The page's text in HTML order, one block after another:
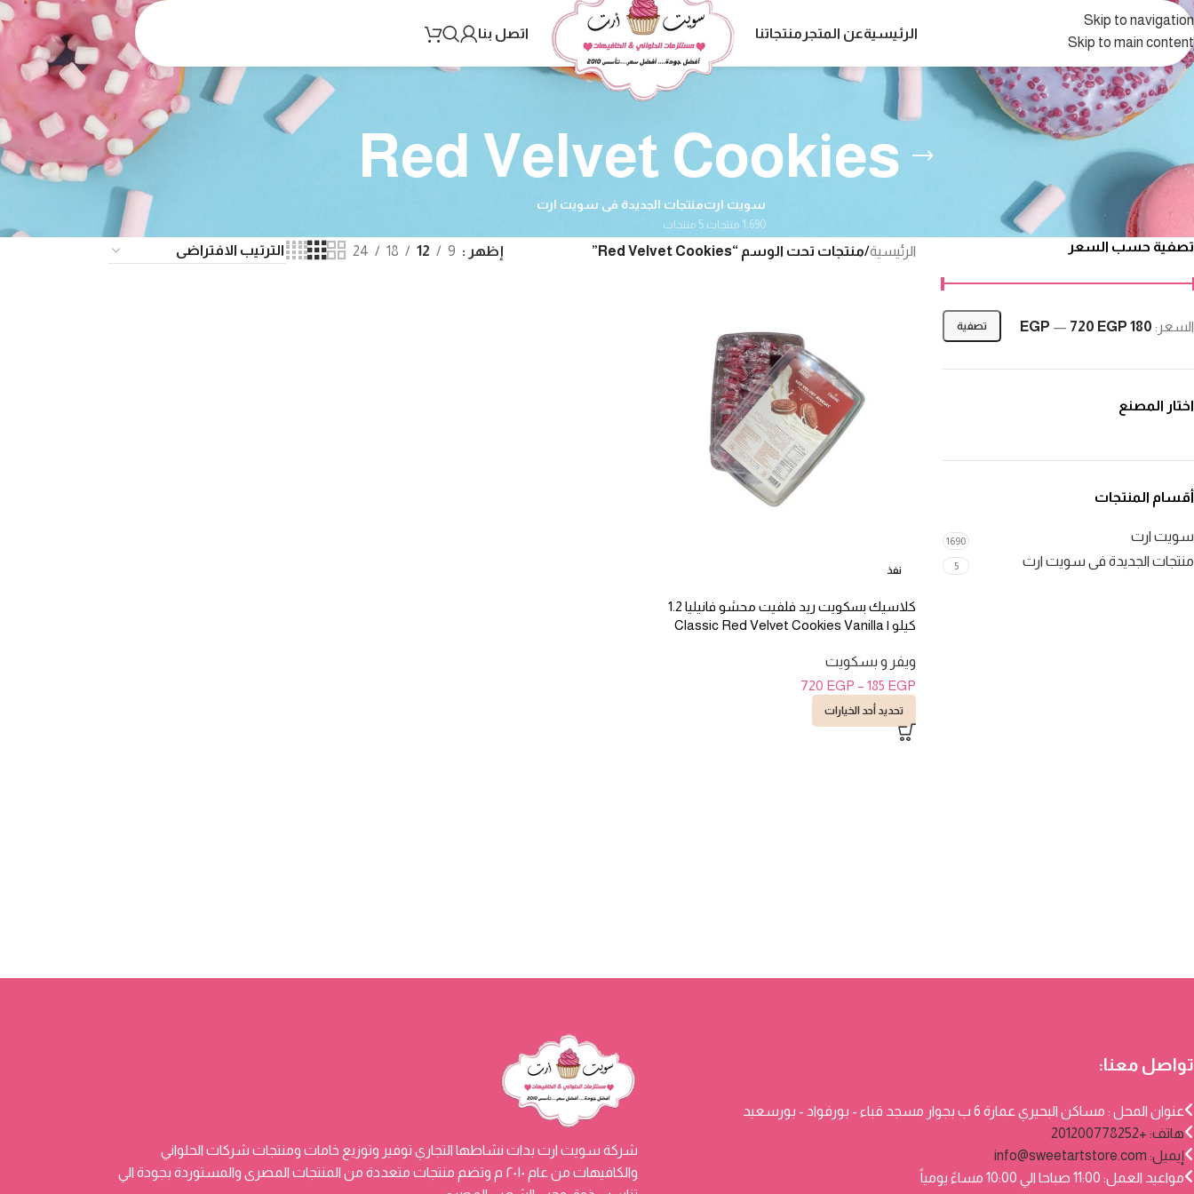
Skip to navigation
Skip to main content
الرئيسيةعن المتجر منتجاتنا اتصل بنا
Red Velvet Cookies
سويت ارت
1٬690 منتجات
منتجات الجديدة فى سويت ارت
5 منتجات
تصفية حسب السعر
تصفية السعر: 180 EGP
— 720 EGP
اختار المصنع
أقسام المنتجات
سويت ارت 1690
منتجات الجديدة فى سويت ارت 5
الرئيسية/منتجات تحت الوسم “Red Velvet Cookies” إظهر 9
12
18
24
نفذ
كلاسيك بسكويت ريد فلفيت محشو فانيليا 1.2
كيلو | Classic Red Velvet Cookies Vanilla
ويفر و بسكويت
185 EGP
–
720 EGP
تحديد أحد الخيارات
شركة سويت ارت بدات نشاطها التجاري توفير وتوزيع خامات ومنتجات شركات الحلواني
والكافيهات من عام ٢٠١٠ م وتضم منتجات متعددة من المنتجات المصرى والمستوردة بجودة الي
تواصل معنا:
عنوان المحل : مساكن البحيري عمارة 6 ب بجوار مسجد قباء - بورفواد - بورسعيد
هاتف: +201200778252
إيميل: info@sweetartstore.com
مواعيد العمل: 11:00 صباحا الي 10:00 مساءً يومياً